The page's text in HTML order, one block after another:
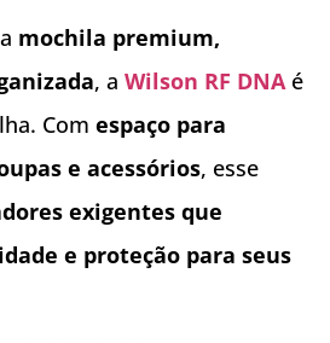
mochila premium,
, a Wilson RF DNA é
Com espaço para
e acessórios, esse
exigentes que
e proteção para seus